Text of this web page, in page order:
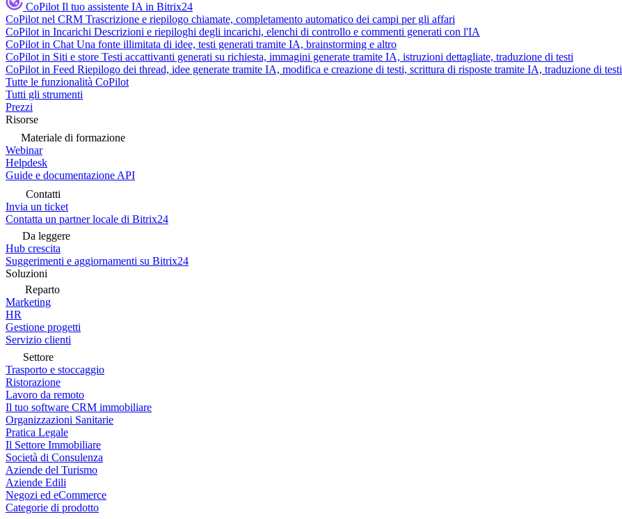
CoPilot Il tuo assistente IA in Bitrix24
CoPilot nel CRM Trascrizione e riepilogo chiamate, completamento automatico dei campi per gli affari
CoPilot in Incarichi Descrizioni e riepiloghi degli incarichi, elenchi di controllo e commenti generati con l'IA
CoPilot in Chat Una fonte illimitata di idee, testi generati tramite IA, brainstorming e altro
CoPilot in Siti e store Testi accattivanti generati su richiesta, immagini generate tramite IA, istruzioni dettagliate, traduzione di testi
CoPilot in Feed Riepilogo dei thread, idee generate tramite IA, modifica e creazione di testi, scrittura di risposte tramite IA, traduzione di testi
Tutte le funzionalità CoPilot
Tutti gli strumenti
Prezzi
Risorse
Materiale di formazione
Webinar
Helpdesk
Guide e documentazione API
Contatti
Invia un ticket
Contatta un partner locale di Bitrix24
Da leggere
Hub crescita
Suggerimenti e aggiornamenti su Bitrix24
Soluzioni
Reparto
Marketing
HR
Gestione progetti
Servizio clienti
Settore
Trasporto e stoccaggio
Ristorazione
Lavoro da remoto
Il tuo software CRM immobiliare
Organizzazioni Sanitarie
Pratica Legale
Il Settore Immobiliare
Società di Consulenza
Aziende del Turismo
Aziende Edili
Negozi ed eCommerce
Categorie di prodotto